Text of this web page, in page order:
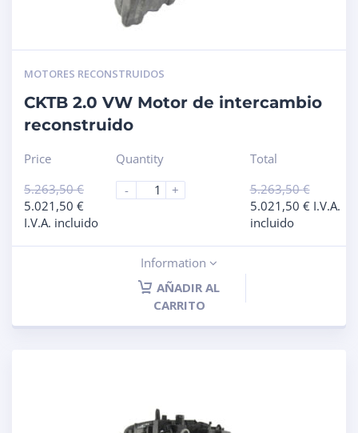
MOTORES RECONSTRUIDOS
CKTB 2.0 VW Motor de intercambio
reconstruido
Price
5.263,50€
5.021,50 €
I.V.A. incluido
Quantity
-
+
Total
5.263,50€
5.021,50 € I.V.A.
incluido
Information
AÑADIR AL
CARRITO